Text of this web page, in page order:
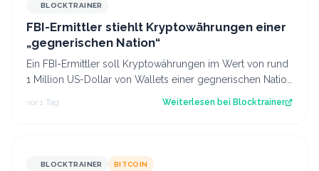
BLOCKTRAINER
FBI-Ermittler stiehlt Kryptowährungen einer
„gegnerischen Nation“
Ein FBI-Ermittler soll Kryptowährungen im Wert von rund
1 Million US-Dollar von Wallets einer gegnerischen Nation
vor 1 Tag Weiterlesen bei Blocktrainer
BLOCKTRAINER BITCOIN